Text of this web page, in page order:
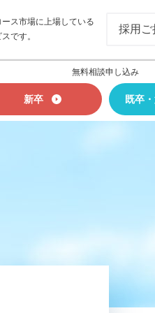
ス市場に上場している
です。
採用ご
無料相談申し込み
新卒 既卒